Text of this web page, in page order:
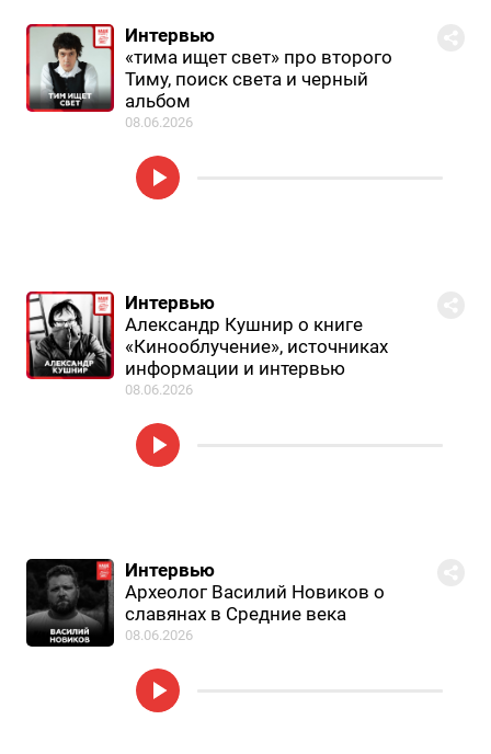
Интервью
«тима ищет свет» про второго
Тиму, поиск света и черный
альбом
08.06.2026
Интервью
Александр Кушнир о книге
«Кинооблучение», источниках
информации и интервью
08.06.2026
Интервью
Археолог Василий Новиков о
славянах в Средние века
08.06.2026